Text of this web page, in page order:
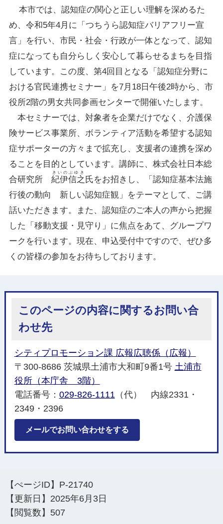
本市では、認知症の関心と正しい理解を深めるた
め、令和5年4月に「つちうら認知症バリアフリー宣
言」を行い、市民・社会・行政が一体となって、認知
症になっても自分らしく安心して暮らせるまちを目指
しています。
この度、第4回目となる「認知症分野に
おける官民連携セミナー」を7月18日午後2時から、市
役所2階の男女共同参画センターで開催いたします。
本セミナーでは、対象者を企業だけでなく、介護保
険サービス事業所、ボランティア活動を希望する認知
症サポーターの方々まで拡充し、支援者の連携を深め
ることを目的としています。 講師に、株式会社日本総
合研究所 紀伊信之
きいのぶゆき
氏をお招きし、「認知症基本法施
行後の動向 新しい認知症観」をテーマとして、ご講
話いただきます。
また、認知症のご本人の声から把握
した「移動支援・見守り」に焦点をあて、グループワ
ークを行います。 現在、申込受付中ですので、ぜひ多
くの皆様の参加をお待ちしております。
このページの内容に関するお問い合
わせ先
シティプロモーション課 広報広聴係（広報）
〒300-8686 茨城県土浦市大和町9番1号 土浦市
役所（本庁舎 3階）
電話番号： 029-826-1111 （代） 内線2331・
2349・2396
メールでお問い合わせをする
【ぺージID】 P-21740
【更新日】 2025年6月3日
【閲覧数】 507